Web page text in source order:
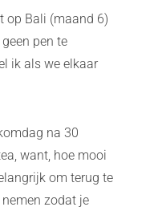
op Bali (maand 6)
pen te
ik als we elkaar
na 30
want, hoe mooi
om terug te
zodat je